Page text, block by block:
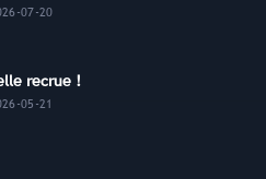
07-20
recrue !
05-21